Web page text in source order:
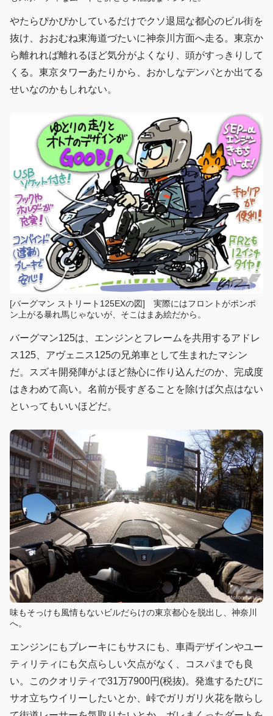
やたらぴかぴかしているだけでクソ退屈な都心のビル街を
抜け、おおむね東海道づたいに神奈川方面へ走る。東京か
ら離れれば離れるほど気分がよくなり、頭がすっきりして
くる。東京タワーあたりから、おかしなデンパとか出てる
せいなのかもしれない。
[バーグマン ストリート125EXの図] 実際にはフロントがポンポ
ン上がる暴れ馬じゃないが、そこはまあ絵だから。
バーグマン125は、エンジンとフレームを共用するアドレ
ス125、アヴェニス125の兄弟車として生まれたマシン
だ。スズキ開発陣がよほど熱心に作り込んだのか、完成度
はきわめて高い。名前が長すぎることを除けば欠点はない
といってもいいほどだ。
味もそっけも風情もないビルだらけの東京都心を脱出し、神奈川
へ。
エンジンにもブレーキにもサスにも、車両デザインやユー
ティリティにも欠点らしい欠点がなく、コスパまでも良
い。このクオリティで31万7900円(税抜)。発進するたびに
サオ立ちウイリーしたいとか、峠でガリガリ火花を散らし